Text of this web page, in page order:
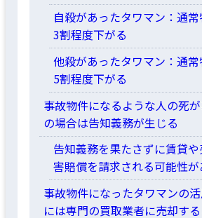
自殺があったタワマン：通
3割程度下がる
他殺があったタワマン：通
5割程度下がる
事故物件になるような人の死
の場合は告知義務が生じる
告知義務を果たさずに賃貸
害賠償を請求される可能性が
事故物件になったタワマンの
には専門の買取業者に売却す